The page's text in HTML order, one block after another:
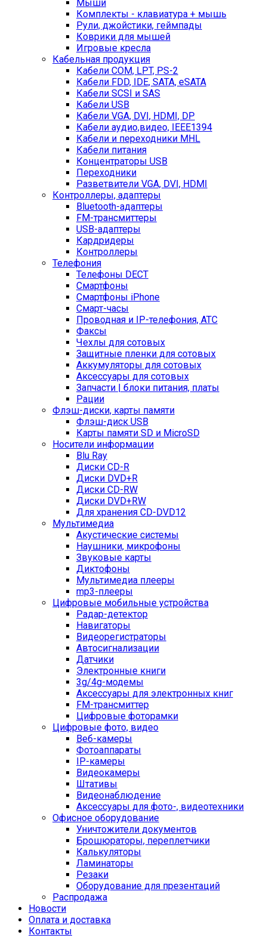
Мыши
Комплекты - клавиатура + мышь
Рули, джойстики, геймпады
Коврики для мышей
Игровые кресла
Кабельная продукция
Кабели COM, LPT, PS-2
Кабели FDD, IDE, SATA, eSATA
Кабели SCSI и SAS
Кабели USB
Кабели VGA, DVI, HDMI, DP
Кабели аудио,видео, IEEE1394
Кабели и переходники MHL
Кабели питания
Концентраторы USB
Переходники
Разветвители VGA, DVI, HDMI
Контроллеры, адаптеры
Bluetooth-адаптеры
FM-трансмиттеры
USB-адаптеры
Кардридеры
Контроллеры
Телефония
Телефоны DECT
Смартфоны
Смартфоны iPhone
Смарт-часы
Проводная и IP-телефония, АТС
Факсы
Чехлы для сотовых
Защитные пленки для сотовых
Аккумуляторы для сотовых
Аксессуары для сотовых
Запчасти | блоки питания, платы
Рации
Флэш-диски, карты памяти
Флэш-диск USB
Карты памяти SD и MicroSD
Носители информации
Blu Ray
Диски CD-R
Диски DVD+R
Диски CD-RW
Диски DVD+RW
Для хранения CD-DVD12
Мультимедиа
Акустические системы
Наушники, микрофоны
Звуковые карты
Диктофоны
Мультимедиа плееры
mp3-плееры
Цифровые мобильные устройства
Радар-детектор
Навигаторы
Видеорегистраторы
Автосигнализации
Датчики
Электронные книги
3g/4g-модемы
Аксессуары для электронных книг
FM-трансмиттер
Цифровые фоторамки
Цифровые фото, видео
Веб-камеры
Фотоаппараты
IP-камеры
Видеокамеры
Штативы
Видеонаблюдение
Аксессуары для фото-, видеотехники
Офисное оборудование
Уничтожители документов
Брошюраторы, переплетчики
Калькуляторы
Ламинаторы
Резаки
Оборудование для презентаций
Распродажа
Новости
Оплата и доставка
Контакты